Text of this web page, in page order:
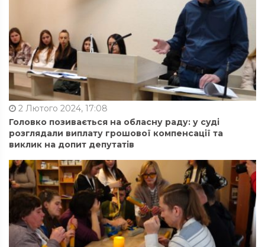
2 Лютого 2024, 17:08
Головко позивається на обласну раду: у суді
розглядали виплату грошової компенсації та
виклик на допит депутатів